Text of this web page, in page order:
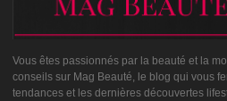
Vous êtes passionnés par la beauté et la
conseils sur Mag Beauté, le blog qui vous
tendances et les dernières découvertes